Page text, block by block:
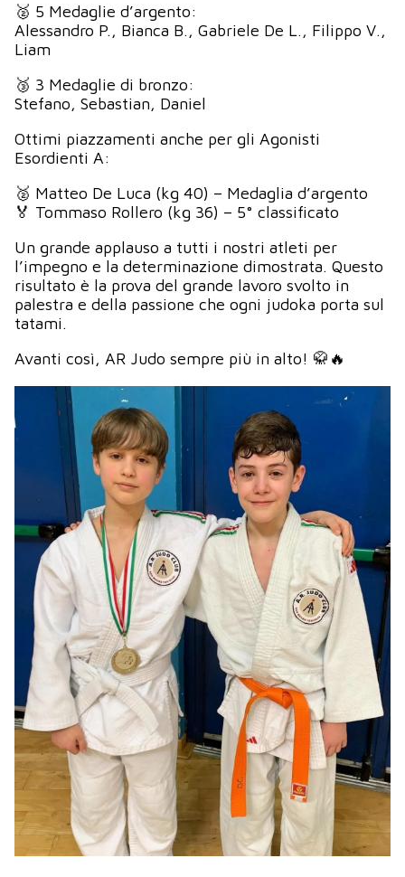
🥈 5 Medaglie d’argento:
Alessandro P., Bianca B., Gabriele De L., Filippo V.,
Liam
🥉 3 Medaglie di bronzo:
Stefano, Sebastian, Daniel
Ottimi piazzamenti anche per gli Agonisti
Esordienti A:
🥈 Matteo De Luca (kg 40) – Medaglia d’argento
🏅 Tommaso Rollero (kg 36) – 5° classificato
Un grande applauso a tutti i nostri atleti per
l’impegno e la determinazione dimostrata. Questo
risultato è la prova del grande lavoro svolto in
palestra e della passione che ogni judoka porta sul
tatami.
Avanti così, AR Judo sempre più in alto! 🥋🔥